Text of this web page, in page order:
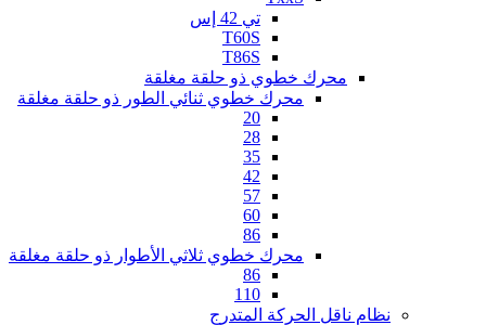
تي 42 إس
T60S
T86S
محرك خطوي ذو حلقة مغلقة
محرك خطوي ثنائي الطور ذو حلقة مغلقة
20
28
35
42
57
60
86
محرك خطوي ثلاثي الأطوار ذو حلقة مغلقة
86
110
نظام ناقل الحركة المتدرج